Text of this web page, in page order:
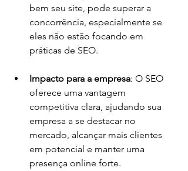
bem seu site, pode superar a
concorrência, especialmente se
eles não estão focando em
práticas de SEO.
Impacto para a empresa: O SEO
oferece uma vantagem
competitiva clara, ajudando sua
empresa a se destacar no
mercado, alcançar mais clientes
em potencial e manter uma
presença online forte.